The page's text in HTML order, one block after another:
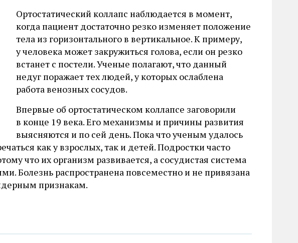
Ортостатический коллапс наблюдается в момент,
когда пациент достаточно резко изменяет положение
тела из горизонтального в вертикальное. К примеру,
у человека может закружиться голова, если он резко
встанет с постели. Ученые полагают, что данный
недуг поражает тех людей, у которых ослаблена
работа венозных сосудов.
Впервые об ортостатическом коллапсе заговорили
в конце 19 века. Его механизмы и причины развития
выясняются и по сей день. Пока что ученым удалось
как у взрослых, так и детей. Подростки часто
что их организм развивается, а сосудистая система
Болезнь распространена повсеместно и не привязана
признакам.